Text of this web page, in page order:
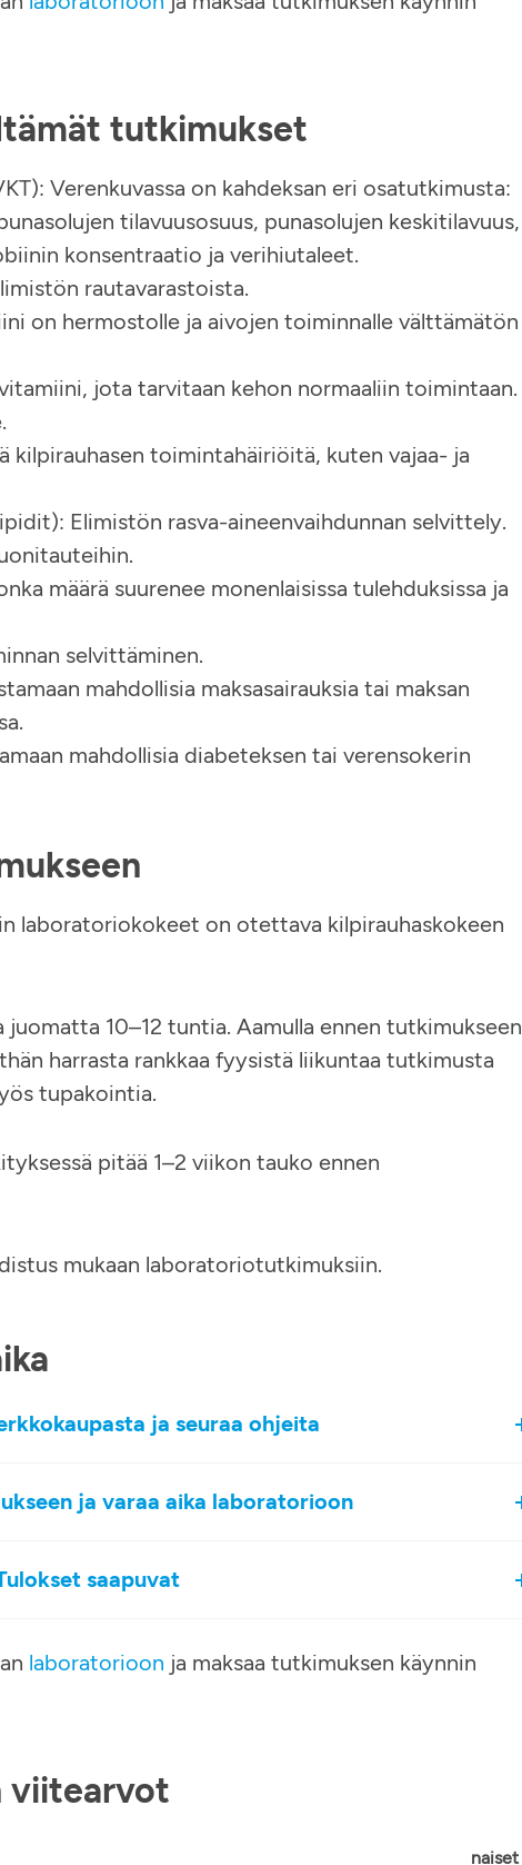
tutkimukset
Verenkuvassa on kahdeksan eri osatutkimusta:
tilavuusosuus, punasolujen keskitilavuus,
konsentraatio ja verihiutaleet.
rautavarastoista.
on hermostolle ja aivojen toiminnalle välttämätön
jota tarvitaan kehon normaaliin toimintaan.
kilpirauhasen toimintahäiriöitä, kuten vajaa- ja
Elimistön rasva-aineenvaihdunnan selvittely.
määrä suurenee monenlaisissa tulehduksissa ja
selvittäminen.
mahdollisia maksasairauksia tai maksan
mahdollisia diabeteksen tai verensokerin
laboratoriokokeet on otettava kilpirauhaskokeen
10–12 tuntia. Aamulla ennen tutkimukseen
harrasta rankkaa fyysistä liikuntaa tutkimusta
tupakointia.
pitää 1–2 viikon tauko ennen
mukaan laboratoriotutkimuksiin.
ja seuraa ohjeita
ja varaa aika laboratorioon
saapuvat
laboratorioon ja maksaa tutkimuksen käynnin
viitearvot
naiset